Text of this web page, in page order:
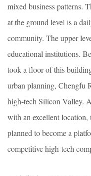
mixed business patterns.
at the ground level is a
community. The upper
educational institutions.
took a floor of this
urban planning, Chengfu
high-tech Silicon Valley.
with an excellent
planned to become a
competitive high-tech